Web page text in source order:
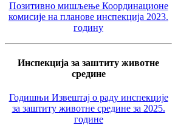
Позитивно мишљење Координационе
комисије на планове инспекција 2023.
годину
Инспекција за заштиту животне
средине
Годишњи Извештај о раду инспекције
за заштиту животне средине за 2025.
године